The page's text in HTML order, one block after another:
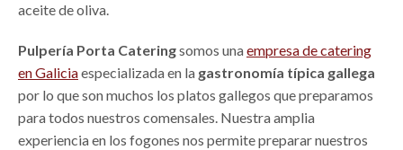
aceite de oliva.
Pulpería Porta Cateringsomos unaempresa de catering
en Galiciaespecializada en la gastronomía típica gallega
por lo que son muchos los platos gallegos que preparamos
para todos nuestros comensales. Nuestra amplia
experiencia en los fogones nos permite preparar nuestros